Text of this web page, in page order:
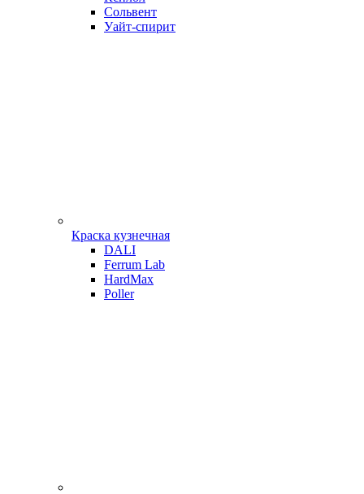
Сольвент
Уайт-спирит
Краска кузнечная
DALI
Ferrum Lab
HardMax
Poller